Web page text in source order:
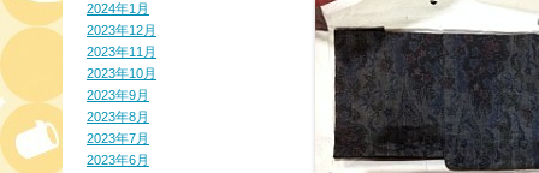
2024年1月
2023年12月
2023年11月
2023年10月
2023年9月
2023年8月
2023年7月
2023年6月